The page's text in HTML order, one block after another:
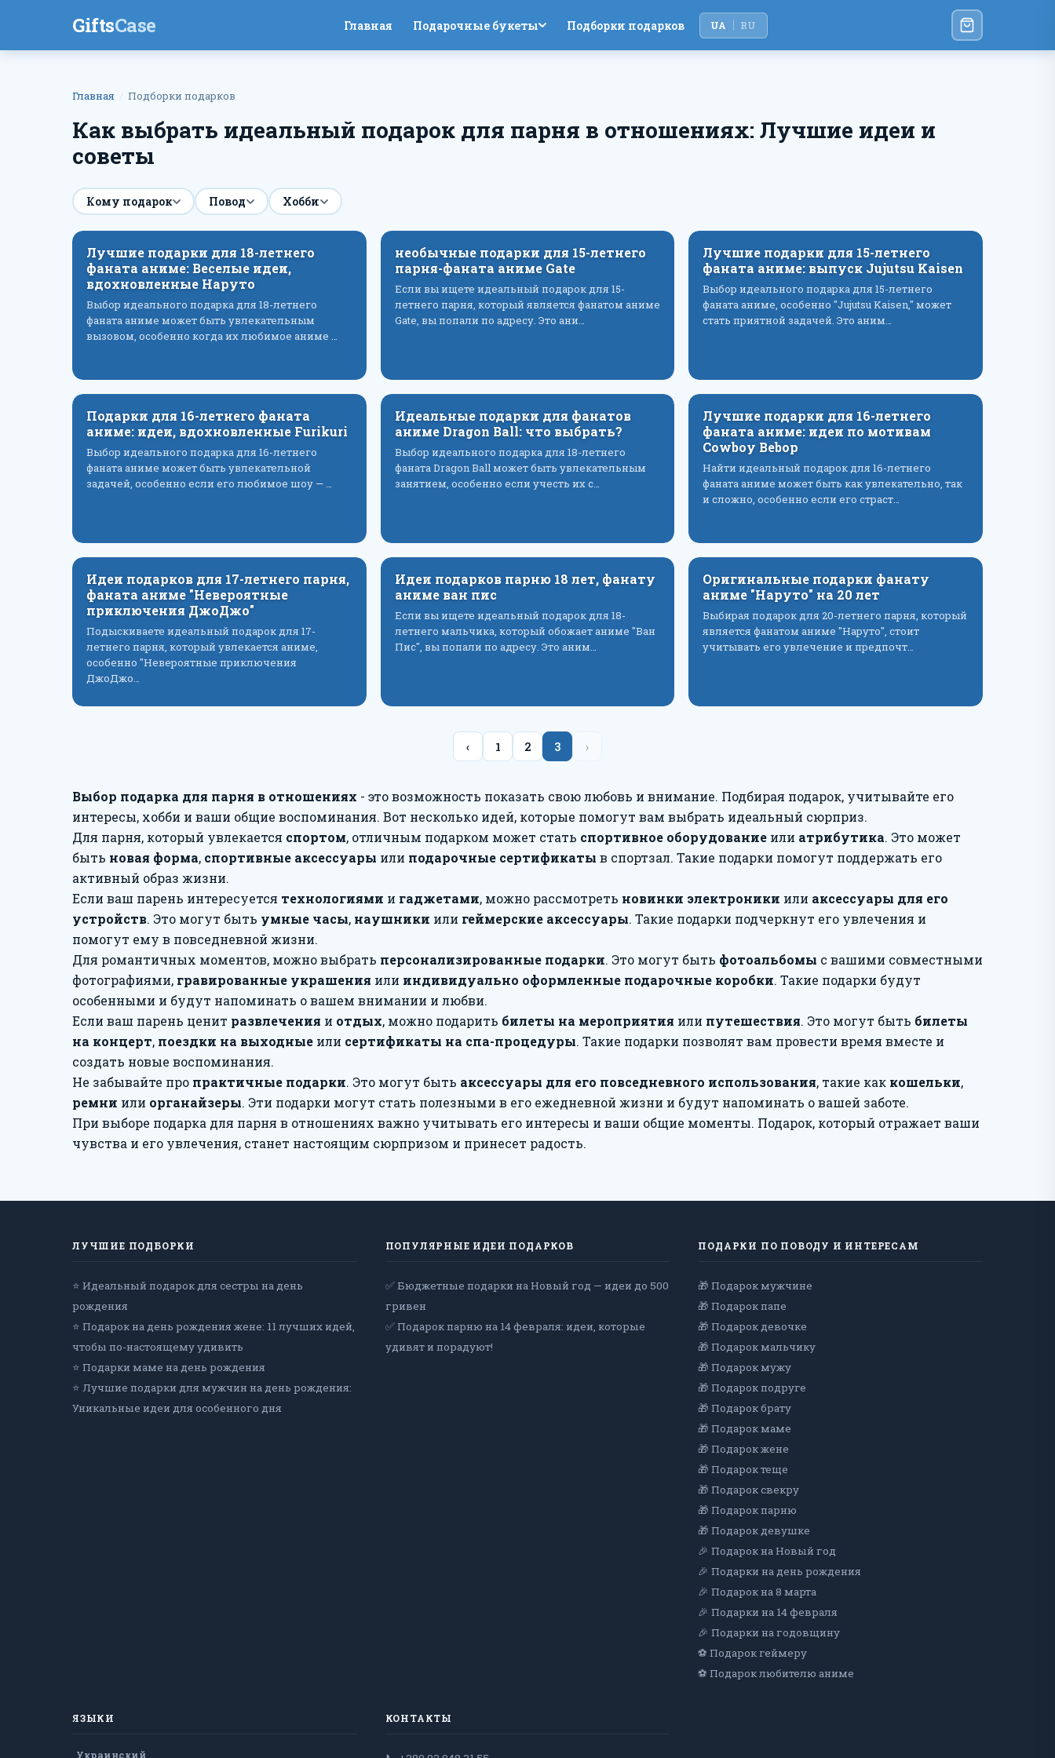
GiftsCase Главная Подарочные букеты Подборки подарков UA RU
Главная Подборки подарков
Как выбрать идеальный подарок для парня в отношениях: Лучшие идеи и
советы
Кому подарок Повод Хобби
Лучшие подарки для 18-летнего
фаната аниме: Веселые идеи,
вдохновленные Наруто
Выбор идеального подарка для 18-летнего
фаната аниме может быть увлекательным
вызовом, особенно когда их любимое аниме …
необычные подарки для 15-летнего
парня-фаната аниме Gate
Если вы ищете идеальный подарок для 15-
летнего парня, который является фанатом аниме
Gate, вы попали по адресу. Это ани…
Лучшие подарки для 15-летнего
фаната аниме: выпуск Jujutsu Kaisen
Выбор идеального подарка для 15-летнего
фаната аниме, особенно "Jujutsu Kaisen," может
стать приятной задачей. Это аним…
Подарки для 16-летнего фаната
аниме: идеи, вдохновленные Furikuri
Выбор идеального подарка для 16-летнего
фаната аниме может быть увлекательной
задачей, особенно если его любимое шоу — …
Идеальные подарки для фанатов
аниме Dragon Ball: что выбрать?
Выбор идеального подарка для 18-летнего
фаната Dragon Ball может быть увлекательным
занятием, особенно если учесть их с…
Лучшие подарки для 16-летнего
фаната аниме: идеи по мотивам
Cowboy Bebop
Найти идеальный подарок для 16-летнего
фаната аниме может быть как увлекательно, так
и сложно, особенно если его страст…
Идеи подарков для 17-летнего парня,
фаната аниме "Невероятные
приключения ДжоДжо"
Подыскиваете идеальный подарок для 17-
летнего парня, который увлекается аниме,
особенно "Невероятные приключения
ДжоДжо…
Идеи подарков парню 18 лет, фанату
аниме ван пис
Если вы ищете идеальный подарок для 18-
летнего мальчика, который обожает аниме "Ван
Пис", вы попали по адресу. Это аним…
Оригинальные подарки фанату
аниме "Наруто" на 20 лет
Выбирая подарок для 20-летнего парня, который
является фанатом аниме "Наруто", стоит
учитывать его увлечение и предпочт…
‹ 1 2 3 ›
Выбор подарка для парня в отношениях - это возможность показать свою любовь и внимание. Подбирая подарок, учитывайте его
интересы, хобби и ваши общие воспоминания. Вот несколько идей, которые помогут вам выбрать идеальный сюрприз.
Для парня, который увлекается спортом, отличным подарком может стать спортивное оборудование или атрибутика. Это может
быть новая форма, спортивные аксессуары или подарочные сертификаты в спортзал. Такие подарки помогут поддержать его
активный образ жизни.
Если ваш парень интересуется технологиями и гаджетами, можно рассмотреть новинки электроники или аксессуары для его
устройств. Это могут быть умные часы, наушники или геймерские аксессуары. Такие подарки подчеркнут его увлечения и
помогут ему в повседневной жизни.
Для романтичных моментов, можно выбрать персонализированные подарки. Это могут быть фотоальбомы с вашими совместными
фотографиями, гравированные украшения или индивидуально оформленные подарочные коробки. Такие подарки будут
особенными и будут напоминать о вашем внимании и любви.
Если ваш парень ценит развлечения и отдых, можно подарить билеты на мероприятия или путешествия. Это могут быть билеты
на концерт, поездки на выходные или сертификаты на спа-процедуры. Такие подарки позволят вам провести время вместе и
создать новые воспоминания.
Не забывайте про практичные подарки. Это могут быть аксессуары для его повседневного использования, такие как кошельки,
ремни или органайзеры. Эти подарки могут стать полезными в его ежедневной жизни и будут напоминать о вашей заботе.
При выборе подарка для парня в отношениях важно учитывать его интересы и ваши общие моменты. Подарок, который отражает ваши
чувства и его увлечения, станет настоящим сюрпризом и принесет радость.
ЛУЧШИЕ ПОДБОРКИ
⭐ Идеальный подарок для сестры на день
рождения
⭐ Подарок на день рождения жене: 11 лучших идей,
чтобы по-настоящему удивить
⭐ Подарки маме на день рождения
⭐ Лучшие подарки для мужчин на день рождения:
Уникальные идеи для особенного дня
ПОПУЛЯРНЫЕ ИДЕИ ПОДАРКОВ
✅ Бюджетные подарки на Новый год — идеи до 500
гривен
✅ Подарок парню на 14 февраля: идеи, которые
удивят и порадуют!
ПОДАРКИ ПО ПОВОДУ И ИНТЕРЕСАМ
🎁 Подарок мужчине
🎁 Подарок папе
🎁 Подарок девочке
🎁 Подарок мальчику
🎁 Подарок мужу
🎁 Подарок подруге
🎁 Подарок брату
🎁 Подарок маме
🎁 Подарок жене
🎁 Подарок теще
🎁 Подарок свекру
🎁 Подарок парню
🎁 Подарок девушке
🎉 Подарок на Новый год
🎉 Подарки на день рождения
🎉 Подарок на 8 марта
🎉 Подарки на 14 февраля
🎉 Подарки на годовщину
⚽ Подарок геймеру
⚽ Подарок любителю аниме
ЯЗЫКИ
Украинский
КОНТАКТЫ